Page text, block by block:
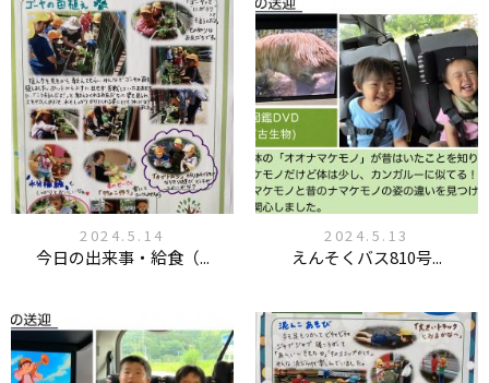
2024.5.14
今日の出来事・給食（...
2024.5.13
えんそくバス810号...